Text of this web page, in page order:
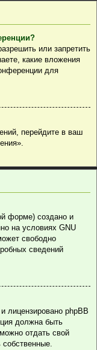
или запретить
какие вложения
для
перейдите в ваш
форме) создано и
на условиях GNU
свободно
сведений
лицензировано phpBB
должна быть
отдать свой